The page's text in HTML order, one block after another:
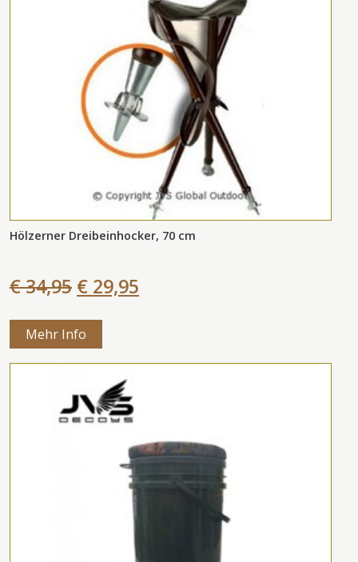
Hölzerner Dreibeinhocker, 70 cm
€ 34,95 € 29,95
Mehr Info